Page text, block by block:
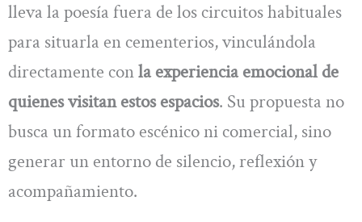
lleva la poesía fuera de los circuitos habituales
para situarla en cementerios, vinculándola
directamente conla experiencia emocional de
quienes visitan estos espacios. Su propuesta no
busca un formato escénico ni comercial, sino
generar un entorno de silencio, reflexión y
acompañamiento.